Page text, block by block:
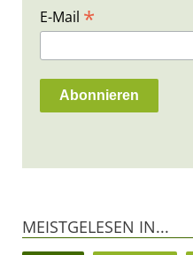
E-Mail *
MEISTGELESEN IN...